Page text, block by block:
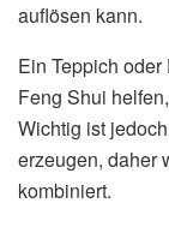
auflösen kann.
Ein Teppich
Feng Shui
Wichtig ist
erzeugen, daher
kombiniert.